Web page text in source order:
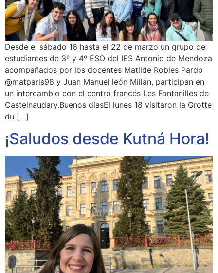
Desde el sábado 16 hasta el 22 de marzo un grupo de
estudiantes de 3º y 4º ESO del IES Antonio de Mendoza
acompañados por los docentes Matilde Robles Pardo
@matparis98 y Juan Manuel león Millán, participan en
un intercambio con el centro francés Les Fontanilles de
Castelnaudary.Buenos díasEl lunes 18 visitaron la Grotte
du […]
¡Saludos desde Kutná Hora!